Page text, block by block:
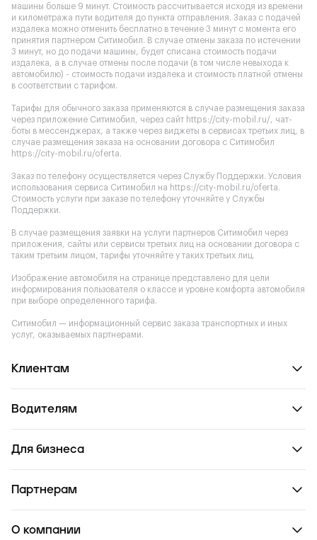
машины больше 9 минут. Стоимость рассчитывается исходя из времени
и километража пути водителя до пункта отправления. Заказ с подачей
издалека можно отменить бесплатно в течение 3 минут с момента его
принятия партнером Ситимобил. В случае отмены заказа по истечении
3 минут, но до подачи машины, будет списана стоимость подачи
издалека, а в случае отмены после подачи (в том числе невыхода к
автомобилю) - стоимость подачи издалека и стоимость платной отмены
в соответствии с тарифом.
Тарифы для обычного заказа применяются в случае размещения заказа
через приложение Ситимобил, через сайт https://city-mobil.ru/ , чат-
боты в мессенджерах, а также через виджеты в сервисах третьих лиц, в
случае размещения заказа на основании договора с Ситимобил
https://city-mobil.ru/oferta.
Заказ по телефону осуществляется через Службу Поддержки. Условия
использования сервиса Ситимобил на https://city-mobil.ru/oferta.
Стоимость услуги при заказе по телефону уточняйте у Службы
Поддержки.
В случае размещения заявки на услуги партнеров Ситимобил через
приложения, сайты или сервисы третьих лиц на основании договора с
таким третьим лицом, тарифы уточняйте у таких третьих лиц.
Изображение автомобиля на странице представлено для цели
информирования пользователя о классе и уровне комфорта автомобиля
при выборе определенного тарифа.
Ситимобил — информационный сервис заказа транспортных и иных
услуг, оказываемых партнерами.
Клиентам
Водителям
Для бизнеса
Партнерам
О компании